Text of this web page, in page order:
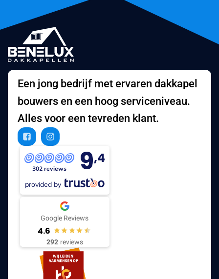
Een jong bedrijf met ervaren dakkapel
bouwers en een hoog serviceniveau.
Alles voor een tevreden klant.
302 reviews 9,4
provided by
Google Reviews
4.6
292 reviews